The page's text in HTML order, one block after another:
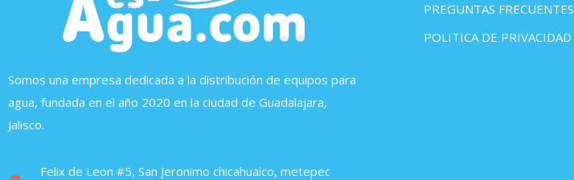
Somos una empresa dedicada a la distribución de equipos para
agua, fundada en el año 2020 en la ciudad de Guadalajara,
Jalisco.
Felix de Leon #5, San Jeronimo chicahualco, metepec
PREGUNTAS FRECUENTES
POLITICA DE PRIVACIDAD